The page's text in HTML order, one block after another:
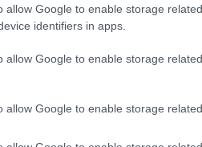
allow Google to enable storage
identifiers in apps.
allow Google to enable storage
allow Google to enable storage
ΠΟΛΙΤΙΚΗ
αφήγημα της